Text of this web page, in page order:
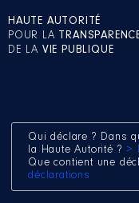
HAUTE AUTORITÉ
POUR LA
DE LA VIE PUBLIQUE
Qui déclare ? Dans
la Haute Autorité ? >
Que contient une
déclarations